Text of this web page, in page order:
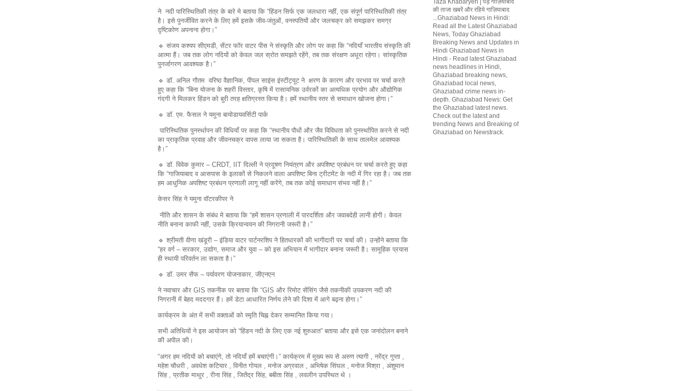
ने नदी पारिस्थितिकी तंत्र के बारे मे बताया कि “हिंडन सिर्फ एक जलधारा नहीं, एक संपूर्ण पारिस्थितिकी तंत्र
है। इसे पुनर्जीवित करने के लिए हमें इसके जीव-जंतुओं, वनस्पतियों और जलचक्र को समझकर समग्र
दृष्टिकोण अपनाना होगा।”
🔹 संजय कश्यप सीएमडी, सेंटर फॉर वाटर पीस ने संस्कृति और लोग पर कहा कि “नदियाँ भारतीय संस्कृति की
आत्मा हैं। जब तक लोग नदियों को केवल जल स्रोत समझते रहेंगे, तब तक संरक्षण अधूरा रहेगा। सांस्कृतिक
पुनर्जागरण आवश्यक है।”
🔹 डॉ. अनिल गौतम वरिष्ठ वैज्ञानिक, पीपल साइंस इंस्टीट्यूट ने क्षरण के कारण और प्रभाव पर चर्चा करते
हुए कहा कि “बिना योजना के शहरी विस्तार, कृषि में रासायनिक उर्वरकों का अत्यधिक प्रयोग और औद्योगिक
गंदगी ने मिलकर हिंडन को बुरी तरह क्षतिग्रस्त किया है। हमें स्थानीय स्तर से समाधान खोजना होगा।”
🔹 डॉ. एम. फैसल ने यमुना बायोडायवर्सिटी पार्क
पारिस्थितिक पुनर्स्थापन की विधियाँ पर कहा कि “स्थानीय पौधों और जैव विविधता को पुनर्स्थापित करने से नदी
का प्राकृतिक प्रवाह और जीवनचक्र वापस लाया जा सकता है। पारिस्थितिकी के साथ तालमेल आवश्यक
है।”
🔹 डॉ. विवेक कुमार – CRDT, IIT दिल्ली ने प्रदूषण नियंत्रण और अपशिष्ट प्रबंधन पर चर्चा करते हुए कहा
कि “गाजियाबाद व आसपास के इलाकों से निकलने वाला अपशिष्ट बिना ट्रीटमेंट के नदी में गिर रहा है। जब तक
हम आधुनिक अपशिष्ट प्रबंधन प्रणाली लागू नहीं करेंगे, तब तक कोई समाधान संभव नहीं है।”
केसर सिंह ने यमुना वॉटरकीपर ने
नीति और शासन के संबंध मे बताया कि “हमें शासन प्रणाली में पारदर्शिता और जवाबदेही लानी होगी। केवल
नीति बनाना काफी नहीं, उसके क्रियान्वयन की निगरानी जरूरी है।”
🔹 श्रीमती वीणा खंडूरी – इंडिया वाटर पार्टनरशिप ने हितधारकों की भागीदारी पर चर्चा की। उन्होंने बताया कि
“हर वर्ग – सरकार, उद्योग, समाज और युवा – को इस अभियान में भागीदार बनाना जरूरी है। सामूहिक प्रयास
ही स्थायी परिवर्तन ला सकता है।”
🔹 डॉ. उमर सैफ – पर्यावरण योजनाकार, जीएनएन
ने नवाचार और GIS तकनीक पर बताया कि “GIS और रिमोट सेंसिंग जैसे तकनीकी उपकरण नदी की
निगरानी में बेहद मददगार हैं। हमें डेटा आधारित निर्णय लेने की दिशा में आगे बढ़ना होगा।”
कार्यक्रम के अंत में सभी वक्ताओं को स्मृति चिह्न देकर सम्मानित किया गया।
सभी अतिथियों ने इस आयोजन को “हिंडन नदी के लिए एक नई शुरुआत” बताया और इसे एक जनांदोलन बनाने
की अपील की।
“अगर हम नदियों को बचाएंगे, तो नदियाँ हमें बचाएंगी।” कार्यक्रम में मुख्य रूप से अरुण त्यागी , नरेंद्र गुप्ता ,
महेश चौधरी , अवधेश कटियार , विनीत गोयल , मनोज अग्रवाल , अभिषेक सिंघल , मनोज मिश्रा , अंशुमान
सिंह , प्रतीक माथुर , रीना सिंह , जितेंद्र सिंह, बबीता सिंह , लवलीन उपस्थित थे ।
Taza Khabaryen | पड़ें गाज़ियाबाद
की ताजा खबरें और रहिये गाज़ियाबाद
...Ghaziabad News in Hindi:
Read all the Latest Ghaziabad
News, Today Ghaziabad
Breaking News and Updates in
Hindi Ghaziabad News in
Hindi - Read latest Ghaziabad
news headlines in Hindi,
Ghaziabad breaking news,
Ghaziabad local news,
Ghaziabad crime news in-
depth. Ghaziabad News: Get
the Ghaziabad latest news.
Check out the latest and
trending News and Breaking of
Ghaziabad on Newstrack.